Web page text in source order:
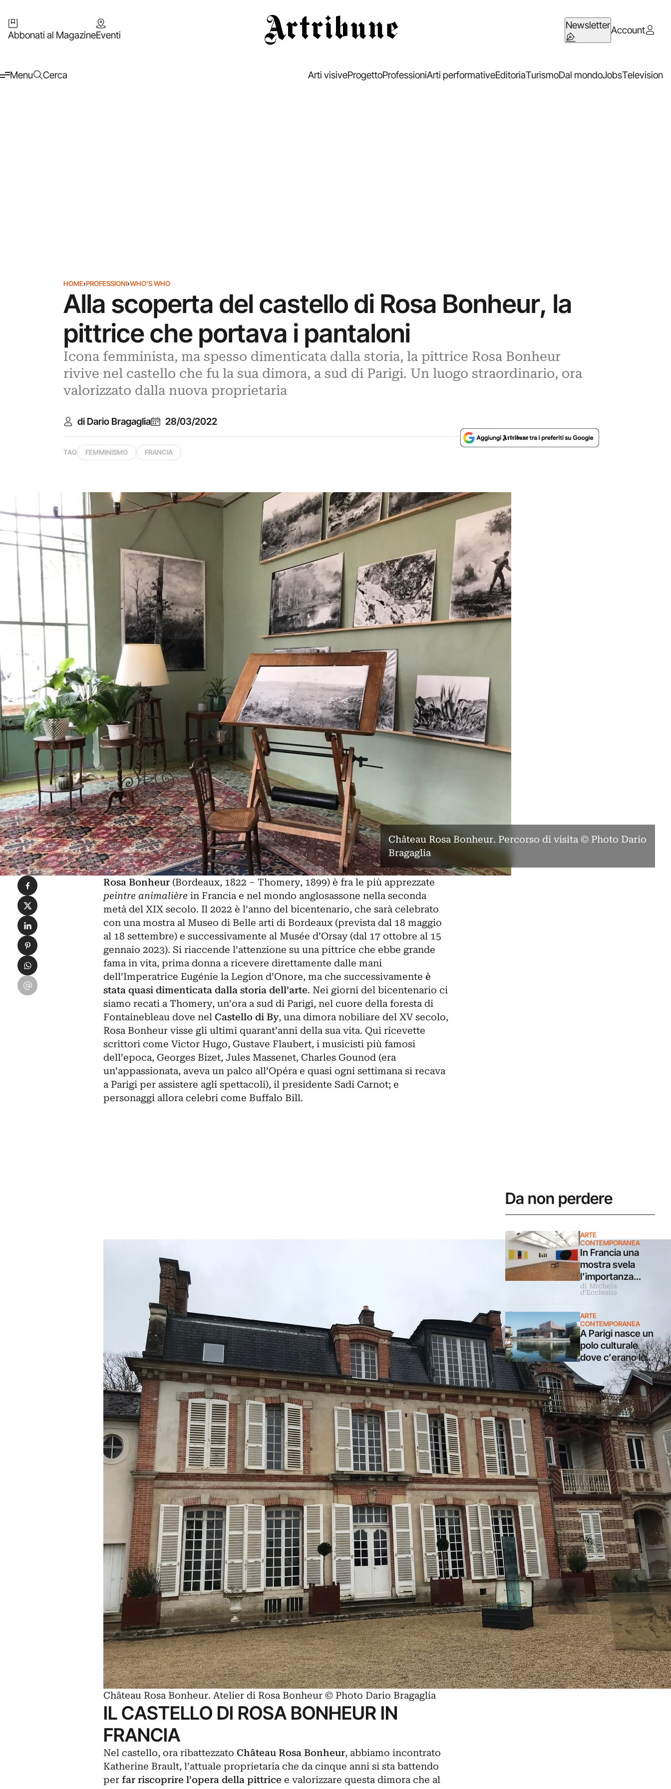
Abbonati al MagazineEventi
NewsletterAccount
Menu Cerca Arti visiveProgettoProfessioniArti performativeEditoriaTurismoDal mondoJobsTelevision
HOME›PROFESSIONI›WHO'S WHO
Alla scoperta del castello di Rosa Bonheur, la
pittrice che portava i pantaloni
Icona femminista, ma spesso dimenticata dalla storia, la pittrice Rosa Bonheur
rivive nel castello che fu la sua dimora, a sud di Parigi. Un luogo straordinario, ora
valorizzato dalla nuova proprietaria
di Dario Bragaglia 28/03/2022
TAG FEMMINISMO FRANCIA
Château Rosa Bonheur. Percorso di visita © Photo Dario
Bragaglia
Rosa Bonheur(Bordeaux, 1822 – Thomery, 1899) è fra le più apprezzate
peintre animalière in Francia e nel mondo anglosassone nella seconda
metà del XIX secolo. Il 2022 è l’anno del bicentenario, che sarà celebrato
con una mostra al Museo di Belle arti di Bordeaux (prevista dal 18 maggio
al 18 settembre) e successivamente al Musée d’Orsay (dal 17 ottobre al 15
gennaio 2023). Si riaccende l’attenzione su una pittrice che ebbe grande
fama in vita, prima donna a ricevere direttamente dalle mani
dell’Imperatrice Eugénie la Legion d’Onore, ma che successivamente è
stata quasi dimenticata dalla storia dell’arte. Nei giorni del bicentenario ci
siamo recati a Thomery, un’ora a sud di Parigi, nel cuore della foresta di
Fontainebleau dove nel Castello di By, una dimora nobiliare del XV secolo,
Rosa Bonheur visse gli ultimi quarant’anni della sua vita. Qui ricevette
scrittori come Victor Hugo, Gustave Flaubert, i musicisti più famosi
dell’epoca, Georges Bizet, Jules Massenet, Charles Gounod (era
un’appassionata, aveva un palco all’Opéra e quasi ogni settimana si recava
a Parigi per assistere agli spettacoli), il presidente Sadi Carnot; e
personaggi allora celebri come Buffalo Bill.
Château Rosa Bonheur. Atelier di Rosa Bonheur © Photo Dario Bragaglia
IL CASTELLO DI ROSA BONHEUR IN
FRANCIA
Nel castello, ora ribattezzato Château Rosa Bonheur, abbiamo incontrato
Katherine Brault, l’attuale proprietaria che da cinque anni si sta battendo
per far riscoprire l’opera della pittrice e valorizzare questa dimora che al
Da non perdere
ARTE
CONTEMPORANEA
In Francia una
mostra svela
l’importanza
dell’acqua per
Ellsworth Kelly
di Michela
d'Ecclesiis
ARTE
CONTEMPORANEA
A Parigi nasce un
polo culturale
dove c’erano le
ex fabbriche della
Renault (prima
mostra firmata da
una curatrice
italiana)
Condividi su Facebook
Condividi su X
Condividi su LinkedIn
Condividi su Pinterest
Condividi su WhatsApp
Condividi su Email